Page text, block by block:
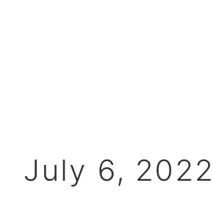
July 6, 2022